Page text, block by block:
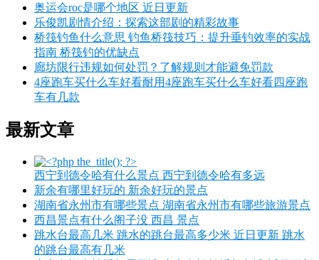
奥运会roc是哪个地区 近日更新
乐俊凯剧情介绍：探索这部剧的精彩故事
桥筏钓鱼什么意思 钓鱼桥筏技巧：提升垂钓效率的实战
指南 桥筏钓的优缺点
廊坊限行违规如何处罚？了解规则才能避免罚款
4座跑车买什么车好看耐用4座跑车买什么车好看四座跑
车有几款
最新文章
西宁到德令哈有什么景点 西宁到德令哈有多远
新余有哪里好玩的 新余好玩的景点
湖南省永州市有哪些景点 湖南省永州市有哪些旅游景点
西昌景点有什么阁子没 西昌 景点
跳水台最高几米 跳水的跳台最高多少米 近日更新 跳水
的跳台最高有几米